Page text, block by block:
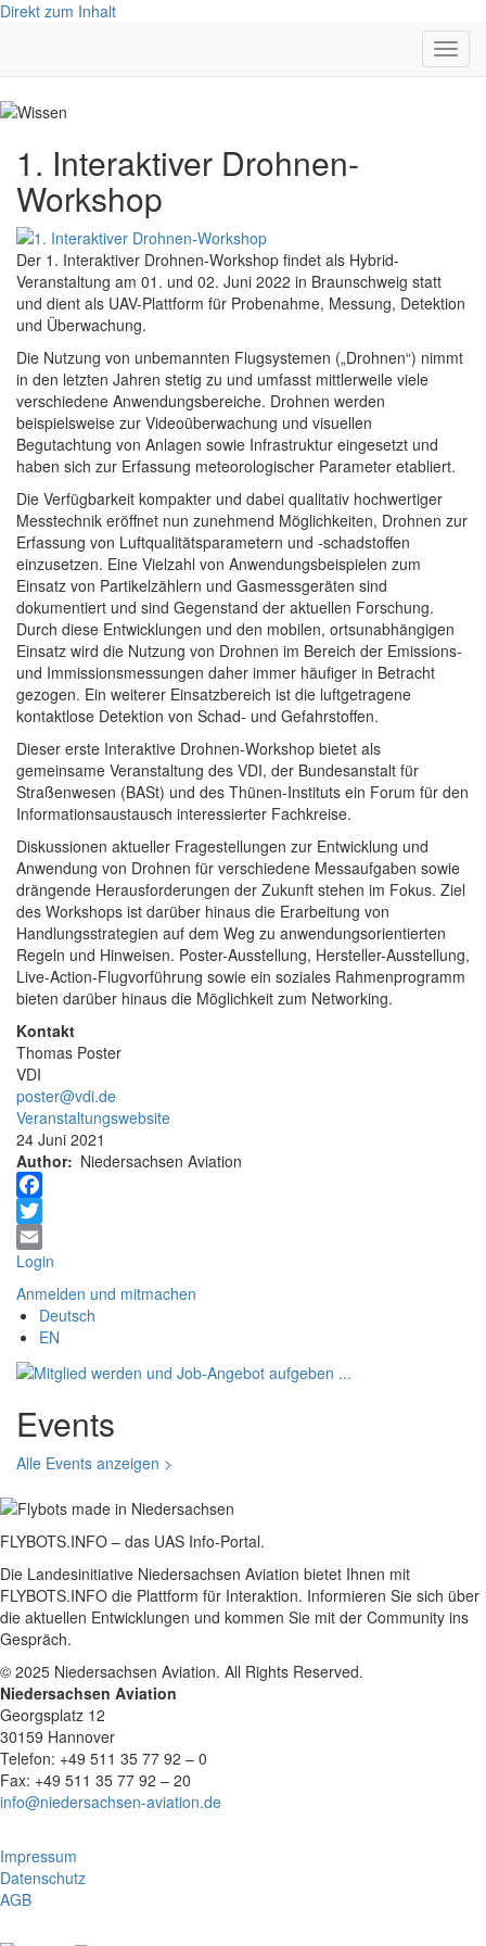
Direkt zum Inhalt
1. Interaktiver Drohnen-
Workshop
Der 1. Interaktiver Drohnen-Workshop findet als Hybrid-
Veranstaltung am 01. und 02. Juni 2022 in Braunschweig statt
und dient als UAV-Plattform für Probenahme, Messung, Detektion
und Überwachung.
Die Nutzung von unbemannten Flugsystemen („Drohnen“) nimmt
in den letzten Jahren stetig zu und umfasst mittlerweile viele
verschiedene Anwendungsbereiche. Drohnen werden
beispielsweise zur Videoüberwachung und visuellen
Begutachtung von Anlagen sowie Infrastruktur eingesetzt und
haben sich zur Erfassung meteorologischer Parameter etabliert.
Die Verfügbarkeit kompakter und dabei qualitativ hochwertiger
Messtechnik eröffnet nun zunehmend Möglichkeiten, Drohnen zur
Erfassung von Luftqualitätsparametern und -schadstoffen
einzusetzen. Eine Vielzahl von Anwendungsbeispielen zum
Einsatz von Partikelzählern und Gasmessgeräten sind
dokumentiert und sind Gegenstand der aktuellen Forschung.
Durch diese Entwicklungen und den mobilen, ortsunabhängigen
Einsatz wird die Nutzung von Drohnen im Bereich der Emissions-
und Immissionsmessungen daher immer häufiger in Betracht
gezogen. Ein weiterer Einsatzbereich ist die luftgetragene
kontaktlose Detektion von Schad- und Gefahrstoffen.
Dieser erste Interaktive Drohnen-Workshop bietet als
gemeinsame Veranstaltung des VDI, der Bundesanstalt für
Straßenwesen (BASt) und des Thünen-Instituts ein Forum für den
Informationsaustausch interessierter Fachkreise.
Diskussionen aktueller Fragestellungen zur Entwicklung und
Anwendung von Drohnen für verschiedene Messaufgaben sowie
drängende Herausforderungen der Zukunft stehen im Fokus. Ziel
des Workshops ist darüber hinaus die Erarbeitung von
Handlungsstrategien auf dem Weg zu anwendungsorientierten
Regeln und Hinweisen. Poster-Ausstellung, Hersteller-Ausstellung,
Live-Action-Flugvorführung sowie ein soziales Rahmenprogramm
bieten darüber hinaus die Möglichkeit zum Networking.
Kontakt
Thomas Poster
VDI
poster@vdi.de
Veranstaltungswebsite
24 Juni 2021
Author
Niedersachsen Aviation
Facebook
Twitter
Email
Login
Anmelden und mitmachen
Deutsch
EN
Events
Alle Events anzeigen >
FLYBOTS.INFO – das UAS Info-Portal.
Die Landesinitiative Niedersachsen Aviation bietet Ihnen mit
FLYBOTS.INFO die Plattform für Interaktion. Informieren Sie sich über
die aktuellen Entwicklungen und kommen Sie mit der Community ins
Gespräch.
© 2025 Niedersachsen Aviation. All Rights Reserved.
Niedersachsen Aviation
Georgsplatz 12
30159 Hannover
Telefon: +49 511 35 77 92 – 0
Fax: +49 511 35 77 92 – 20
info@niedersachsen-aviation.de
Impressum
Datenschutz
AGB